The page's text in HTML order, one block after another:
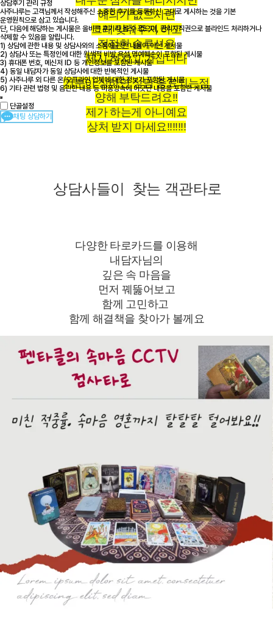
예의가 없으시면
그래 맞춰주지 하고
적절한 솔루션은
제시 하시고 가십니다
기분이 상하면 상담 종료되는점
양해 부탁드려요!!
제가 하는게 아니예요
상처 받지 마세요!!!!!!!
상담사들이 찾는 객관타로
다양한 타로카드를 이용해
내담자님의
깊은 속 마음을
먼저 꿰뚫어보고
함께 고민하고
함께 해결책을 찾아가 볼께요
상담후기 관리 규정
사주나루는 고객님께서 작성해주신 소중한 후기를 등록하신 그대로 게시하는 것을 기본
운영원칙으로 삼고 있습니다.
단, 다음에 해당하는 게시물은 올바른 후기라 볼 수 없으며, 관리자직권으로 블라인드 처리하거나
삭제할 수 있음을 알립니다.
1) 상담에 관한 내용 및 상담사와의 소통에 관한 내용이 아닌 게시물
2) 상담사 또는 특정인에 대한 원색적 비방,욕설,명예훼손이 포함된 게시물
3) 휴대폰 번호, 메신저 ID 등 개인정보를 포함된 게시물
4) 동일 내담자가 동일 상담사에 대한 반복적인 게시물
5) 사주나루 외 다른 온/오프라인 업체에 대한 정보가 포함된 게시물
6) 기타 관련 법령 및 음란한 내용 등 미풍양속에 어긋난 내용을 포함한 게시물
단골설정
채팅 상담하기